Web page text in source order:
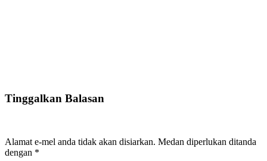
Tinggalkan Balasan
Alamat e-mel anda tidak akan disiarkan. Medan diperlukan ditanda
dengan *